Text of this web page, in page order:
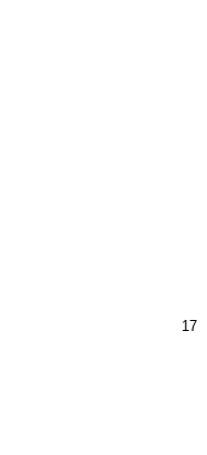
17